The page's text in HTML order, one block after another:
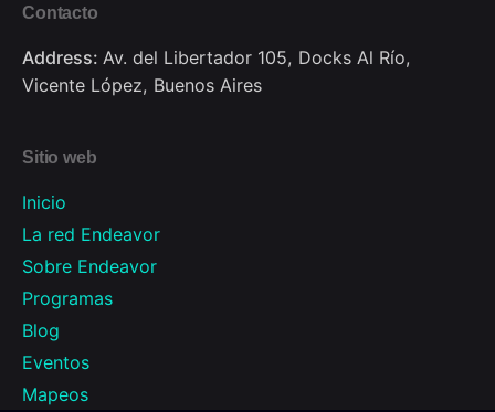
Contacto
Address: Av. del Libertador 105, Docks Al Río,
Vicente López, Buenos Aires
Sitio web
Inicio
La red Endeavor
Sobre Endeavor
Programas
Blog
Eventos
Mapeos